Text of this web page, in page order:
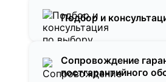
Подбор и
Сопровождение
постгарантийного